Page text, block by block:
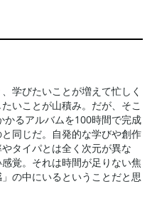
学びたいことが増えて忙しく
いことが山積み。だが、そこ
るアルバムを100時間で完成
同じだ。自発的な学びや創作
タイパとは全く次元が異な
覚。それは時間が足りない焦
の中にいるということだと思